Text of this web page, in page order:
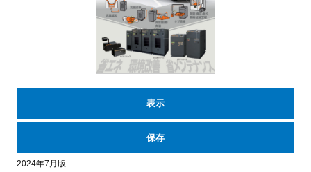
表示
保存
2024年7月版